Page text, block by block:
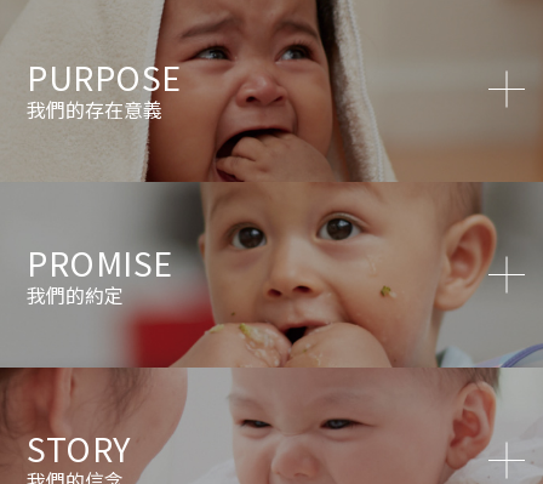
PURPOSE
我們的存在意義
PROMISE
我們的約定
STORY